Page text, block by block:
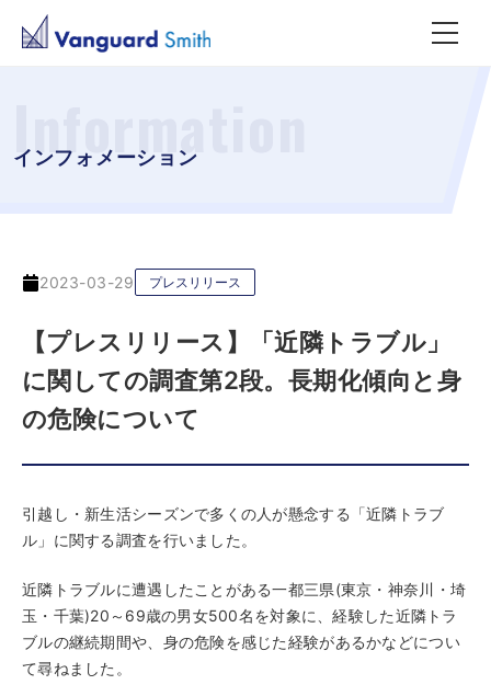
Information
インフォメーション
2023-03-29 プレスリリース
【プレスリリース】「近隣トラブル」
に関しての調査第2段。長期化傾向と身
の危険について
引越し・新生活シーズンで多くの人が懸念する「近隣トラブ
ル」に関する調査を行いました。
近隣トラブルに遭遇したことがある一都三県(東京・神奈川・埼
玉・千葉)20～69歳の男女500名を対象に、経験した近隣トラ
ブルの継続期間や、身の危険を感じた経験があるかなどについ
て尋ねました。